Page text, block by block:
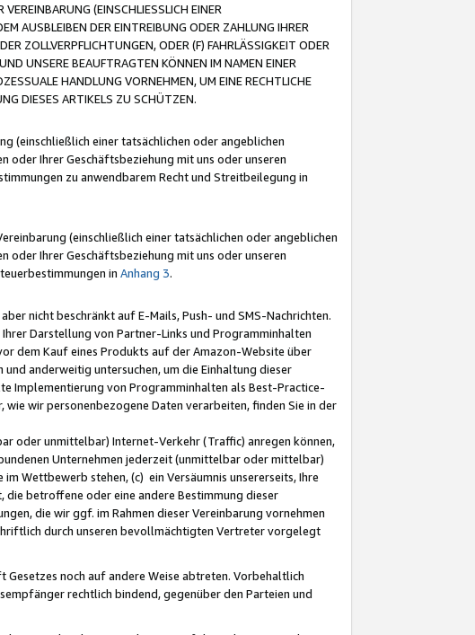
(EINSCHLIESSLICH EINER
AUSBLEIBEN DER EINTREIBUNG ODER ZAHLUNG IHRER
ZOLLVERPFLICHTUNGEN, ODER (F) FAHRLÄSSIGKEIT ODER
UNSERE BEAUFTRAGTEN KÖNNEN IM NAMEN EINER
HANDLUNG VORNEHMEN, UM EINE RECHTLICHE
DIESES ARTIKELS ZU SCHÜTZEN.
(einschließlich einer tatsächlichen oder angeblichen
oder Ihrer Geschäftsbeziehung mit uns oder unseren
zu anwendbarem Recht und Streitbeilegung in
(einschließlich einer tatsächlichen oder angeblichen
oder Ihrer Geschäftsbeziehung mit uns oder unseren
in Anhang 3.
nicht beschränkt auf E-Mails, Push- und SMS-Nachrichten.
Darstellung von Partner-Links und Programminhalten
dem Kauf eines Produkts auf der Amazon-Website über
anderweitig untersuchen, um die Einhaltung dieser
Implementierung von Programminhalten als Best-Practice-
wir personenbezogene Daten verarbeiten, finden Sie in der
oder unmittelbar) Internet-Verkehr (Traffic) anregen können,
Unternehmen jederzeit (unmittelbar oder mittelbar)
Wettbewerb stehen, (c) ein Versäumnis unsererseits, Ihre
die betroffene oder eine andere Bestimmung dieser
die wir ggf. im Rahmen dieser Vereinbarung vornehmen
durch unseren bevollmächtigten Vertreter vorgelegt
noch auf andere Weise abtreten. Vorbehaltlich
rechtlich bindend, gegenüber den Parteien und